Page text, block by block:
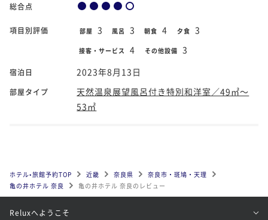
総合点
項目別評価 部屋 3 風呂 3 朝食 4 夕食 3
接客・サービス 4 その他設備 3
宿泊日 2023年8月13日
部屋タイプ
天然温泉展望風呂付き特別和洋室／49㎡～
53㎡
ホテル•旅館予約TOP 近畿 奈良県
奈良市・斑鳩・天理
亀の井ホテル 奈良
亀の井ホテル 奈良のレビュー
Reluxへようこそ